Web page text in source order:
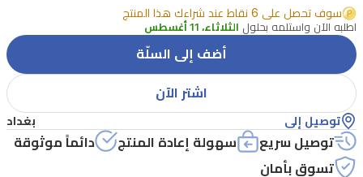
في
تسريح
وتصفيف
الشعر
حسب
الطول
والكثافة
سوف تحصل على 6 نقاط عند شراءك هذا المنتج
اطلبه الآن واستلمه بحلول الثلاثاء، 11 أغسطس
أضف إلى السلّة
اشتر الآن
توصيل إلى بغداد
توصيل سريع سهولة إعادة المنتج
دائماً موثوقة
تسوق بأمان